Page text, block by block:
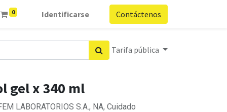
0 Identificarse Contáctenos
Tarifa pública
gel x 340 ml
LABORATORIOS S.A., NA, Cuidado